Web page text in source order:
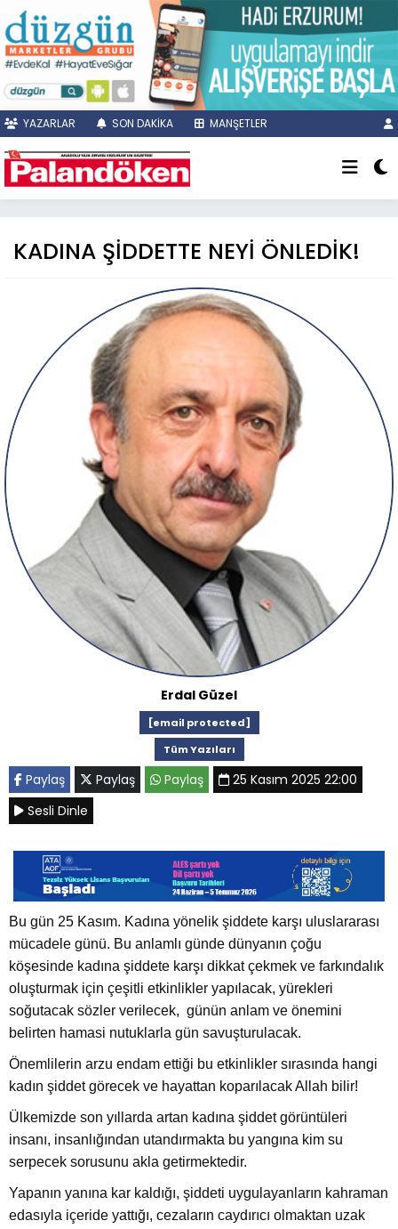
YAZARLAR SON DAKİKA MANŞETLER
KADINA ŞİDDETTE NEYİ ÖNLEDİK!
Erdal Güzel
[email protected]
Tüm Yazıları
Paylaş Paylaş Paylaş
25 Kasım 2025 22:00
Sesli Dinle
Bu gün 25 Kasım. Kadına yönelik şiddete karşı uluslararası
mücadele günü. Bu anlamlı günde dünyanın çoğu
köşesinde kadına şiddete karşı dikkat çekmek ve farkındalık
oluşturmak için çeşitli etkinlikler yapılacak, yürekleri
soğutacak sözler verilecek, günün anlam ve önemini
belirten hamasi nutuklarla gün savuşturulacak.
Önemlilerin arzu endam ettiği bu etkinlikler sırasında hangi
kadın şiddet görecek ve hayattan koparılacak Allah bilir!
Ülkemizde son yıllarda artan kadına şiddet görüntüleri
insanı, insanlığından utandırmakta bu yangına kim su
serpecek sorusunu akla getirmektedir.
Yapanın yanına kar kaldığı, şiddeti uygulayanların kahraman
edasıyla içeride yattığı, cezaların caydırıcı olmaktan uzak